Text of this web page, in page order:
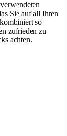
Sie auf all Ihren
so
zufrieden zu
achten.